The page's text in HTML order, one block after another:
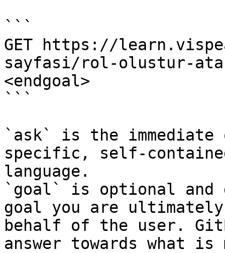
```
GET https://
sayfasi/rol-olustur-
<endgoal>
```
`ask` is the
specific, self-
language.
`goal` is optional and
goal you are
behalf of the user.
answer towards what